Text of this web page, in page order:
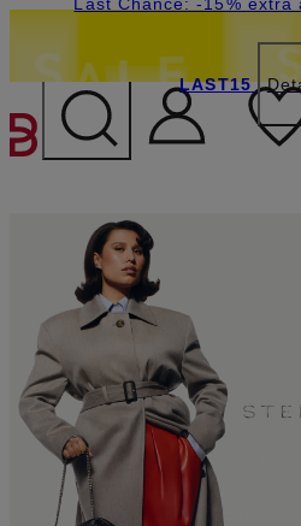
ZUM
LAST15